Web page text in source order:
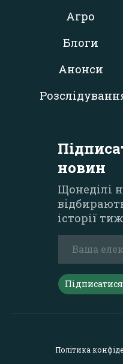
Агро
Блоги
Анонси
новин
Щонеділі
історії
Підписатися
Політика